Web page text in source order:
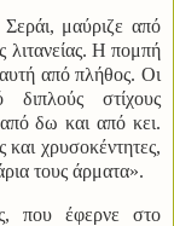
μαύριζε από
λιτανείας. Η πομπή
από πλήθος. Οι
στίχους
δω και από κει.
και χρυσοκέντητες,
τους άρματα».
που έφερνε στο